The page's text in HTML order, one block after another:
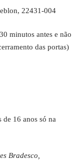
22431-004
minutos antes e não
das portas)
de 16 anos só na
Bradesco,